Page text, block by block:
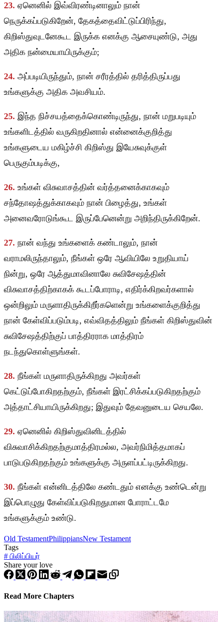
23. ஏனெனில் இவ்விரண்டினாலும் நான்
நெருக்கப்படுகிறேன், தேகத்தைவிட்டுப்பிரிந்து,
கிறிஸ்துவுடனேகூட இருக்க எனக்கு ஆசையுண்டு, அது
அதிக நன்மையாயிருக்கும்;
24. அப்படியிருந்தும், நான் சரீரத்தில் தரித்திருப்பது
உங்களுக்கு அதிக அவசியம்.
25. இந்த நிச்சயத்தைக்கொண்டிருந்து, நான் மறுபடியும்
உங்களிடத்தில் வருகிறதினால் என்னைக்குறித்து
உங்களுடைய மகிழ்ச்சி கிறிஸ்து இயேசுவுக்குள்
பெருகும்படிக்கு,
26. உங்கள் விசுவாசத்தின் வர்த்தனைக்காகவும்
சந்தோஷத்துக்காகவும் நான் பிழைத்து, உங்கள்
அனைவரோடுங்கூட இருப்பேனென்று அறிந்திருக்கிறேன்.
27. நான் வந்து உங்களைக் கண்டாலும், நான்
வராமலிருந்தாலும், நீங்கள் ஒரே ஆவியிலே உறுதியாய்
நின்று, ஒரே ஆத்துமாவினாலே சுவிசேஷத்தின்
விசுவாசத்திற்காகக் கூடப்போராடி, எதிர்க்கிறவர்களால்
ஒன்றிலும் மருளாதிருக்கிறீர்களென்று உங்களைக்குறித்து
நான் கேள்விப்படும்படி, எவ்விதத்திலும் நீங்கள் கிறிஸ்துவின்
சுவிசேஷத்திற்குப் பாத்திரராக மாத்திரம்
நடந்துகொள்ளுங்கள்.
28. நீங்கள் மருளாதிருக்கிறது அவர்கள்
கெட்டுப்போகிறதற்கும், நீங்கள் இரட்சிக்கப்படுகிறதற்கும்
அத்தாட்சியாயிருக்கிறது; இதுவும் தேவனுடைய செயலே.
29. ஏனெனில் கிறிஸ்துவினிடத்தில்
விசுவாசிக்கிறதற்குமாத்திரமல்ல, அவர்நிமித்தமாகப்
பாடுபடுகிறதற்கும் உங்களுக்கு அருளப்பட்டிருக்கிறது.
30. நீங்கள் என்னிடத்திலே கண்டதும் எனக்கு உண்டென்று
இப்பொழுது கேள்விப்படுகிறதுமான போராட்டமே
உங்களுக்கும் உண்டு.
Old TestamentPhilippiansNew Testament
Tags
# பிலிப்பியர்
Share your love
Read More Chapters